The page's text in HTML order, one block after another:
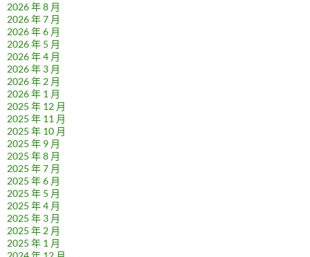
2026 年 8 月
2026 年 7 月
2026 年 6 月
2026 年 5 月
2026 年 4 月
2026 年 3 月
2026 年 2 月
2026 年 1 月
2025 年 12 月
2025 年 11 月
2025 年 10 月
2025 年 9 月
2025 年 8 月
2025 年 7 月
2025 年 6 月
2025 年 5 月
2025 年 4 月
2025 年 3 月
2025 年 2 月
2025 年 1 月